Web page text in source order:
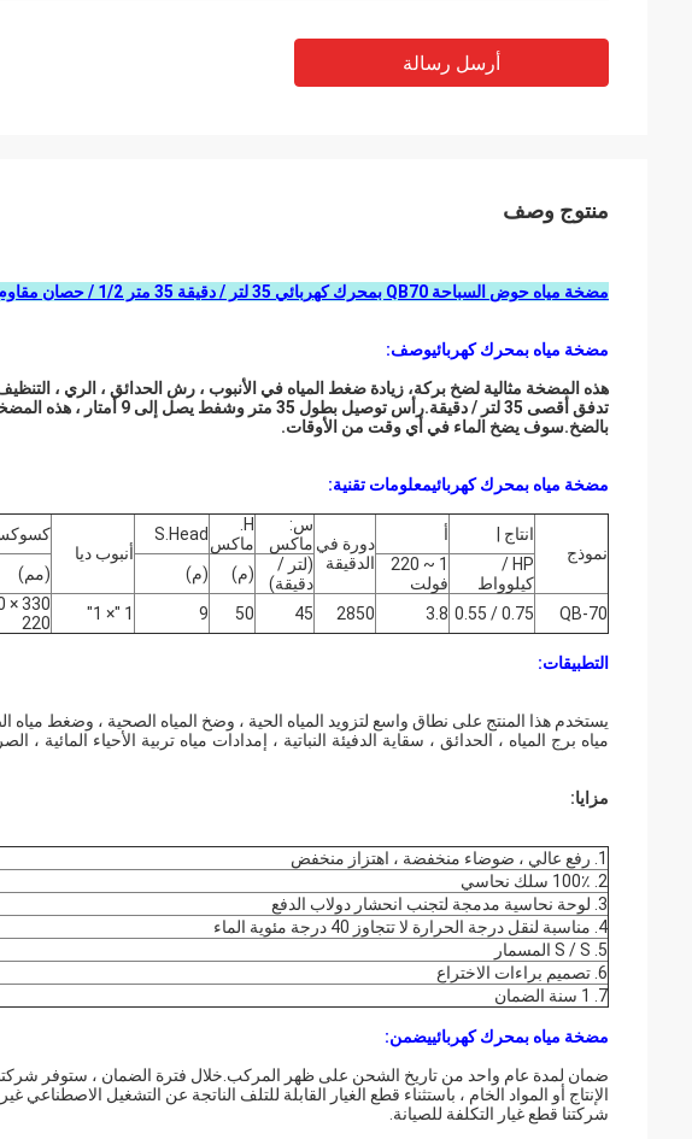
أرسل رسالة
منتوج وصف
مضخة مياه حوض السباحة QB70 بمحرك كهربائي 35 لتر / دقيقة 35 متر 1/2 / حصان مقاوم للصدأ
مضخة مياه بمحرك كهربائيوصف:
هذه المضخة مثالية لضخ بركة، زيادة ضغط المياه في الأنبوب ، رش الحدائق ، الري ،
تدفق أقصى 35 لتر /
بالضخ.سوف يضخ الماء في أي وقت من الأوقات.
مضخة مياه بمحرك كهربائيمعلومات تقنية:
نموذج
انتاج | أ
دورة في
الدقيقة
س:
ماكس
ماكس S.Head
أنبوب ديا
HP /
كيلوواط
1 ~ 220
فولت
(لتر /
دقيقة)
(م) (م) (مم)
QB-70
0.75 / 0.55
3.8
2850
45
50
9
1 "× 1"
220
التطبيقات:
يستخدم هذا المنتج على نطاق واسع لتزويد المياه الحية ، وضخ المياه الصحية ، وضغط مياه
مياه برج المياه ، الحدائق ، سقاية الدفيئة النباتية ، إمدادات مياه تربية الأحياء المائية ،
مزايا:
1. رفع عالي ، ضوضاء منخفضة ، اهتزاز منخفض
2. 100٪ سلك نحاسي
3. لوحة نحاسية مدمجة لتجنب انحشار دولاب الدفع
4. مناسبة لنقل درجة الحرارة لا تتجاوز 40 درجة مئوية الماء
5. S / S المسمار
6. تصميم براءات الاختراع
7. 1 سنة الضمان
مضخة مياه بمحرك كهربائييضمن:
ضمان لمدة عام واحد من تاريخ الشحن على ظهر المركب.خلال فترة الضمان ، ستوفر
الإنتاج أو المواد الخام ، باستثناء قطع الغيار القابلة للتلف الناتجة عن التشغيل الاصطناعي
شركتنا قطع غيار التكلفة للصيانة.